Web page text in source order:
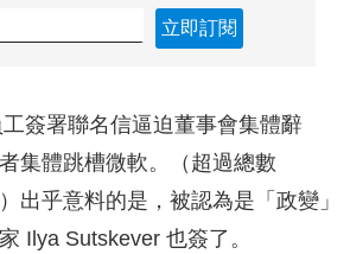
立即訂閱
簽署聯名信逼迫董事會集體辭
集體跳槽微軟。（超過總數
出乎意料的是，被認為是「政變」
Ilya Sutskever 也簽了。